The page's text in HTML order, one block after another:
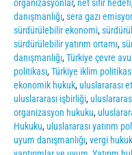
organizasyonlar, net sıfır hedefi,
danışmanlığı, sera gazı
sürdürülebilir ekonomi,
sürdürülebilir yatırım ortamı,
danışmanlığı, Türkiye çevre
politikası, Türkiye iklim
ekonomik hukuk, uluslararası
uluslararası işbirliği,
organizasyon hukuku,
Hukuku, uluslararası yatırım
uyum danışmanlığı, vergi